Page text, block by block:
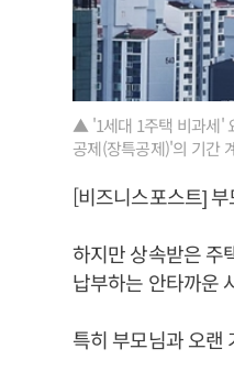
▲ '1세대 1주택 비과세'
공제(장특공제)'의 기간
[비즈니스포스트]
하지만 상속받은 주
납부하는 안타까운
특히 부모님과 오랜